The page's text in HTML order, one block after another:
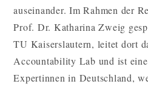
auseinander. Im Rahmen der
Prof. Dr. Katharina Zweig
TU Kaiserslautern, leitet dort
Accountability Lab und ist
Expertinnen in Deutschland,